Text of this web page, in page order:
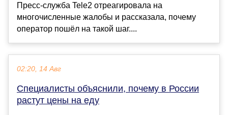
Пресс-служба Tele2 отреагировала на
многочисленные жалобы и рассказала, почему
оператор пошёл на такой шаг....
02:20, 14 Авг
Специалисты объяснили, почему в России
растут цены на еду